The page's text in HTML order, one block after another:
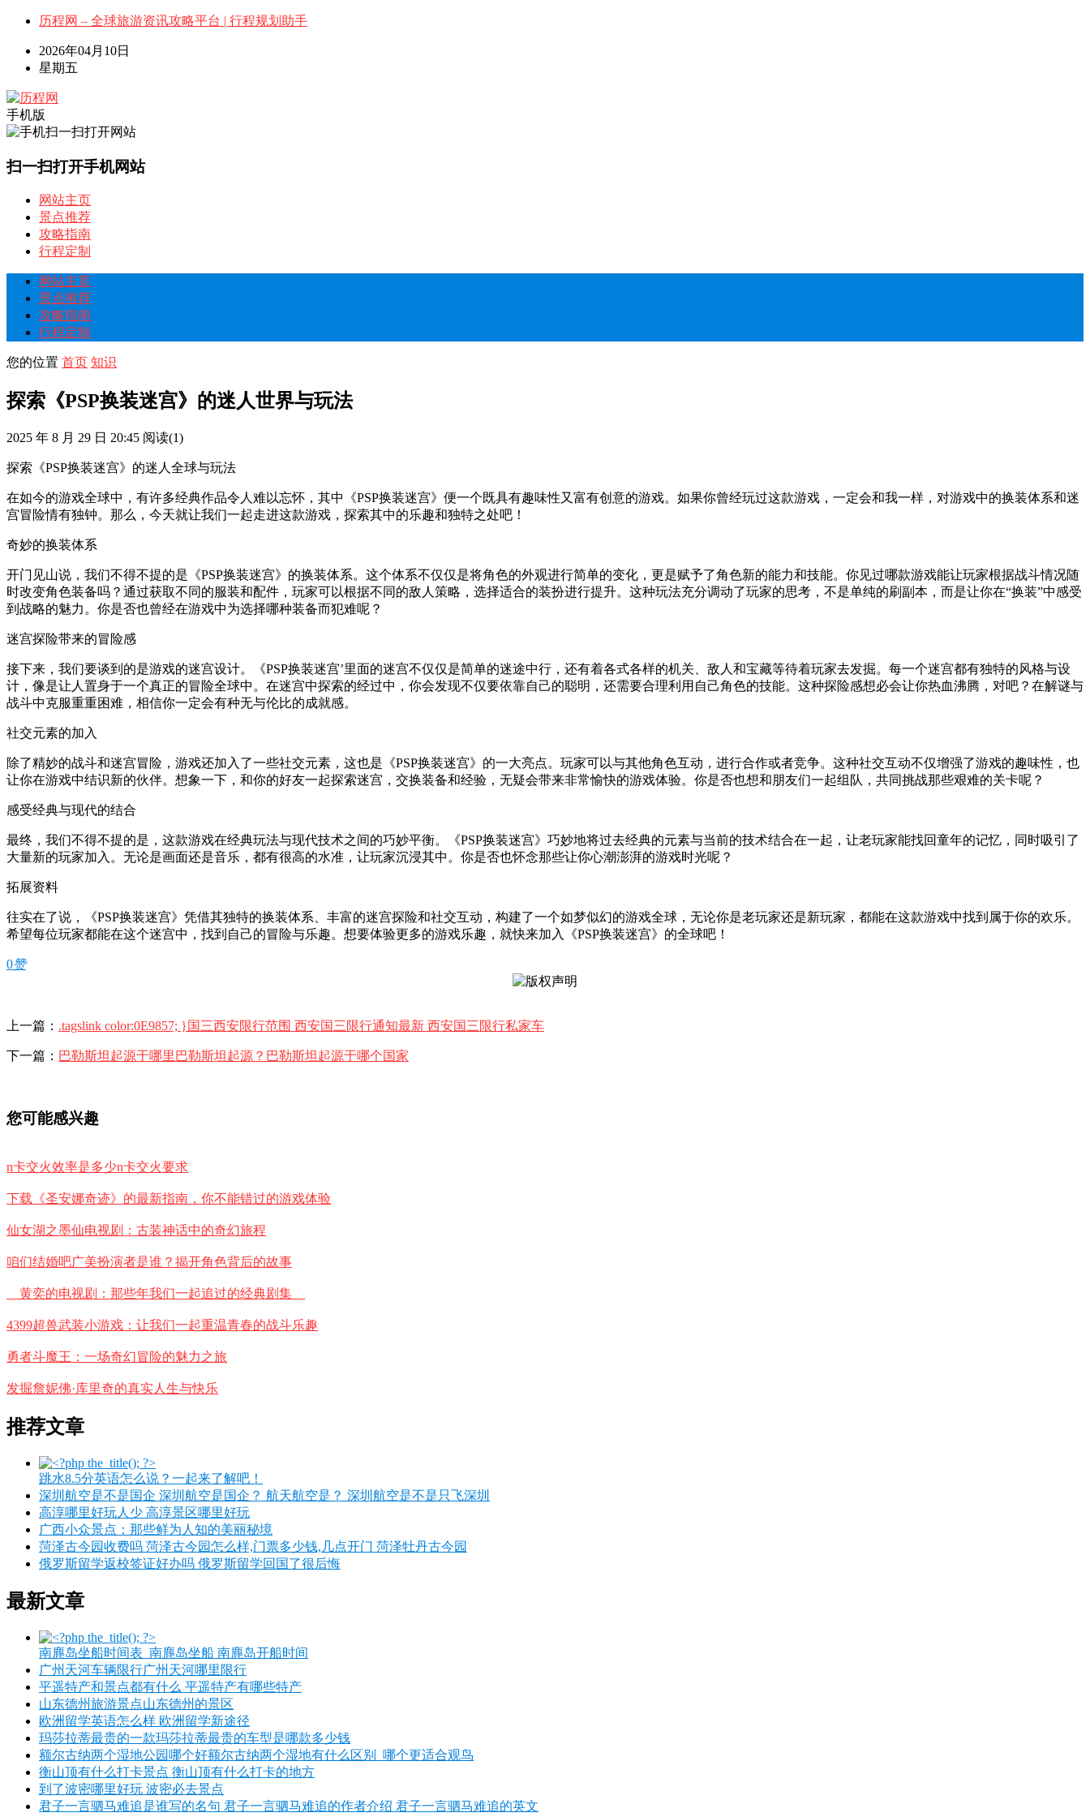
历程网 – 全球旅游资讯攻略平台 | 行程规划助手
2026年04月10日
星期五
手机版
扫一扫打开手机网站
网站主页
景点推荐
攻略指南
行程定制
网站主页
景点推荐
攻略指南
行程定制
您的位置 首页 知识
探索《PSP换装迷宫》的迷人世界与玩法
2025 年 8 月 29 日 20:45 阅读(1)
探索《PSP换装迷宫》的迷人全球与玩法
在如今的游戏全球中，有许多经典作品令人难以忘怀，其中《PSP换装迷宫》便一个既具有趣味性又富有创意的游戏。如果你曾经玩过这款游戏，一定会和我一样，对游戏中的换装体系和迷
宫冒险情有独钟。那么，今天就让我们一起走进这款游戏，探索其中的乐趣和独特之处吧！
奇妙的换装体系
开门见山说，我们不得不提的是《PSP换装迷宫》的换装体系。这个体系不仅仅是将角色的外观进行简单的变化，更是赋予了角色新的能力和技能。你见过哪款游戏能让玩家根据战斗情况随
时改变角色装备吗？通过获取不同的服装和配件，玩家可以根据不同的敌人策略，选择适合的装扮进行提升。这种玩法充分调动了玩家的思考，不是单纯的刷副本，而是让你在“换装”中感受
到战略的魅力。你是否也曾经在游戏中为选择哪种装备而犯难呢？
迷宫探险带来的冒险感
接下来，我们要谈到的是游戏的迷宫设计。《PSP换装迷宫’里面的迷宫不仅仅是简单的迷途中行，还有着各式各样的机关、敌人和宝藏等待着玩家去发掘。每一个迷宫都有独特的风格与设
计，像是让人置身于一个真正的冒险全球中。在迷宫中探索的经过中，你会发现不仅要依靠自己的聪明，还需要合理利用自己角色的技能。这种探险感想必会让你热血沸腾，对吧？在解谜与
战斗中克服重重困难，相信你一定会有种无与伦比的成就感。
社交元素的加入
除了精妙的战斗和迷宫冒险，游戏还加入了一些社交元素，这也是《PSP换装迷宫》的一大亮点。玩家可以与其他角色互动，进行合作或者竞争。这种社交互动不仅增强了游戏的趣味性，也
让你在游戏中结识新的伙伴。想象一下，和你的好友一起探索迷宫，交换装备和经验，无疑会带来非常愉快的游戏体验。你是否也想和朋友们一起组队，共同挑战那些艰难的关卡呢？
感受经典与现代的结合
最终，我们不得不提的是，这款游戏在经典玩法与现代技术之间的巧妙平衡。《PSP换装迷宫》巧妙地将过去经典的元素与当前的技术结合在一起，让老玩家能找回童年的记忆，同时吸引了
大量新的玩家加入。无论是画面还是音乐，都有很高的水准，让玩家沉浸其中。你是否也怀念那些让你心潮澎湃的游戏时光呢？
拓展资料
往实在了说，《PSP换装迷宫》凭借其独特的换装体系、丰富的迷宫探险和社交互动，构建了一个如梦似幻的游戏全球，无论你是老玩家还是新玩家，都能在这款游戏中找到属于你的欢乐。
希望每位玩家都能在这个迷宫中，找到自己的冒险与乐趣。想要体验更多的游戏乐趣，就快来加入《PSP换装迷宫》的全球吧！
0赞
上一篇： .tagslink color:0E9857; }国三西安限行范围 西安国三限行通知最新 西安国三限行私家车
下一篇： 巴勒斯坦起源于哪里巴勒斯坦起源？巴勒斯坦起源于哪个国家
您可能感兴趣
n卡交火效率是多少n卡交火要求
下载《圣安娜奇迹》的最新指南，你不能错过的游戏体验
仙女湖之墨仙电视剧：古装神话中的奇幻旅程
咱们结婚吧广美扮演者是谁？揭开角色背后的故事
__黄奕的电视剧：那些年我们一起追过的经典剧集__
4399超兽武装小游戏：让我们一起重温青春的战斗乐趣
勇者斗魔王：一场奇幻冒险的魅力之旅
发掘詹妮佛·库里奇的真实人生与快乐
推荐文章
跳水8.5分英语怎么说？一起来了解吧！
深圳航空是不是国企 深圳航空是国企？ 航天航空是？ 深圳航空是不是只飞深圳
高淳哪里好玩人少 高淳景区哪里好玩
广西小众景点：那些鲜为人知的美丽秘境
菏泽古今园收费吗 菏泽古今园怎么样,门票多少钱,几点开门 菏泽牡丹古今园
俄罗斯留学返校签证好办吗 俄罗斯留学回国了很后悔
最新文章
南麂岛坐船时间表_南麂岛坐船 南麂岛开船时间
广州天河车辆限行广州天河哪里限行
平遥特产和景点都有什么 平遥特产有哪些特产
山东德州旅游景点山东德州的景区
欧洲留学英语怎么样 欧洲留学新途径
玛莎拉蒂最贵的一款玛莎拉蒂最贵的车型是哪款多少钱
额尔古纳两个湿地公园哪个好额尔古纳两个湿地有什么区别_哪个更适合观鸟
衡山顶有什么打卡景点 衡山顶有什么打卡的地方
到了波密哪里好玩 波密必去景点
君子一言驷马难追是谁写的名句 君子一言驷马难追的作者介绍 君子一言驷马难追的英文